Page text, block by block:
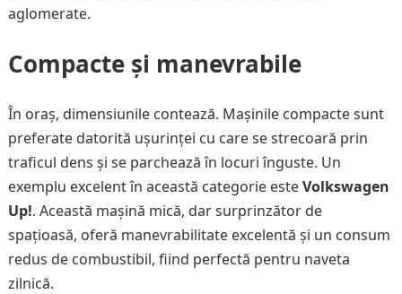
aglomerate.
Compacte și manevrabile
În oraș, dimensiunile contează. Mașinile compacte sunt
preferate datorită ușurinței cu care se strecoară prin
traficul dens și se parchează în locuri înguste. Un
exemplu excelent în această categorie esteVolkswagen
Up!. Această mașină mică, dar surprinzător de
spațioasă, oferă manevrabilitate excelentă și un consum
redus de combustibil, fiind perfectă pentru naveta
zilnică.